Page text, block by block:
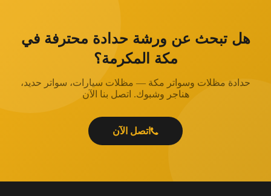
هل تبحث عن ورشة حدادة محترفة في
مكة المكرمة؟
حدادة مظلات وسواتر مكة — مظلات سيارات، سواتر حديد،
هناجر وشبوك. اتصل بنا الآن
اتصل الآن